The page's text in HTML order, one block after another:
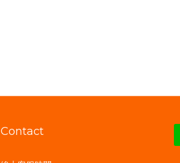
Contact